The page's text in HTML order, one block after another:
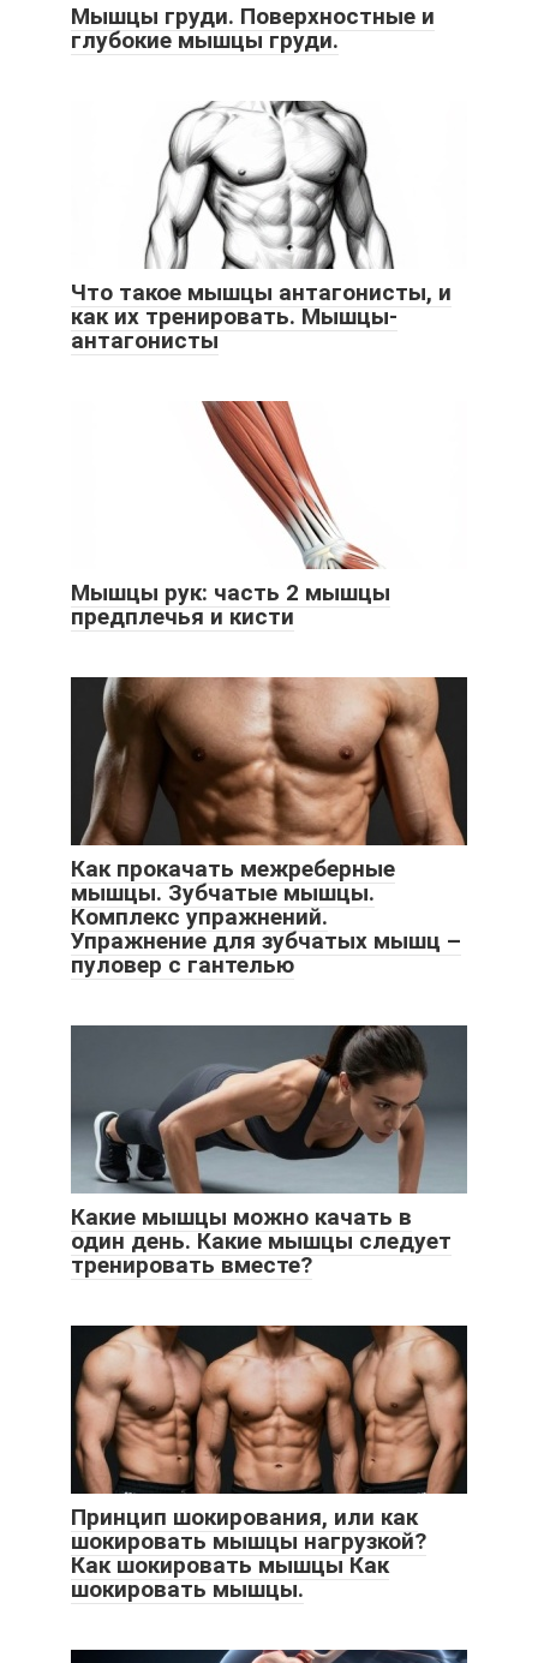
Мышцы груди. Поверхностные и
глубокие мышцы груди.
Что такое мышцы антагонисты, и
как их тренировать. Мышцы-
антагонисты
Мышцы рук: часть 2 мышцы
предплечья и кисти
Как прокачать межреберные
мышцы. Зубчатые мышцы.
Комплекс упражнений.
Упражнение для зубчатых мышц –
пуловер с гантелью
Какие мышцы можно качать в
один день. Какие мышцы следует
тренировать вместе?
Принцип шокирования, или как
шокировать мышцы нагрузкой?
Как шокировать мышцы Как
шокировать мышцы.